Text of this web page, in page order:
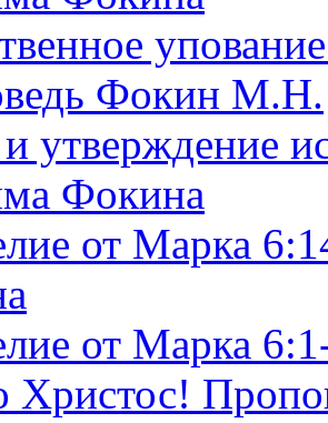
Фокин М.Н.
утверждение
Фокина
от Марка
от Марка
Христос!